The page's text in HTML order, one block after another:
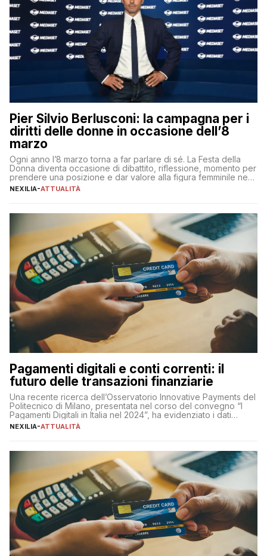
Pier Silvio Berlusconi: la campagna per i
diritti delle donne in occasione dell’8
marzo
Ogni anno l’8 marzo torna a far parlare di sé. La Festa della
Donna diventa occasione di dibattito, riflessione, momento per
prendere una posizione e dar valore alla figura femminile nella
sua complessità e crucialità. A lanciare un messaggio “forte e
NEXILIA-ATTUALITÀ
Pagamenti digitali e conti correnti: il
futuro delle transazioni finanziarie
Una recente ricerca dell’Osservatorio Innovative Payments del
Politecnico di Milano, presentata nel corso del convegno “I
Pagamenti Digitali in Italia nel 2024”, ha evidenziato i dati
definitivi del primo semestre 2024 relativamente alle
NEXILIA-ATTUALITÀ